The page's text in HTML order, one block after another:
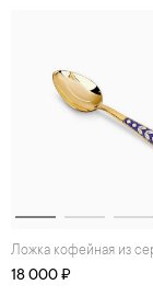
Ложка кофейная из
18 000 ₽